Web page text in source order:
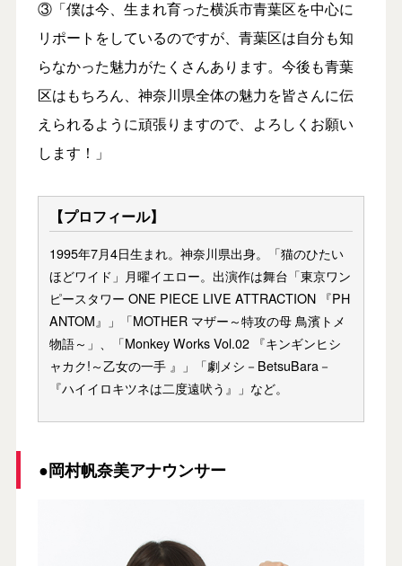
③「僕は今、生まれ育った横浜市青葉区を中心に
リポートをしているのですが、青葉区は自分も知
らなかった魅力がたくさんあります。今後も青葉
区はもちろん、神奈川県全体の魅力を皆さんに伝
えられるように頑張りますので、よろしくお願い
します！」
【プロフィール】
1995年7月4日生まれ。神奈川県出身。「猫のひたい
ほどワイド」月曜イエロー。出演作は舞台「東京ワン
ピースタワー ONE PIECE LIVE ATTRACTION 『PH
ANTOM』」「MOTHER マザー～特攻の母 鳥濱トメ
物語～」、「Monkey Works Vol.02 『キンギンヒシ
ャカク!～乙女の一手 』」「劇メシ－BetsuBara－
『ハイイロキツネは二度遠吠う』」など。
●岡村帆奈美アナウンサー